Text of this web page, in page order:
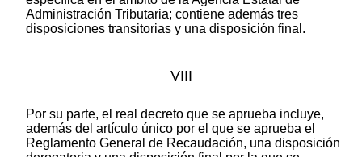
Administración Tributaria; contiene además tres
disposiciones transitorias y una disposición final.
VIII
Por su parte, el real decreto que se aprueba incluye,
además del artículo único por el que se aprueba el
Reglamento General de Recaudación, una disposición